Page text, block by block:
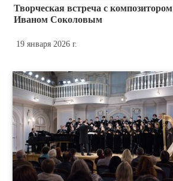
Творческая встреча с композитором
Иваном Соколовым
19 января 2026 г.